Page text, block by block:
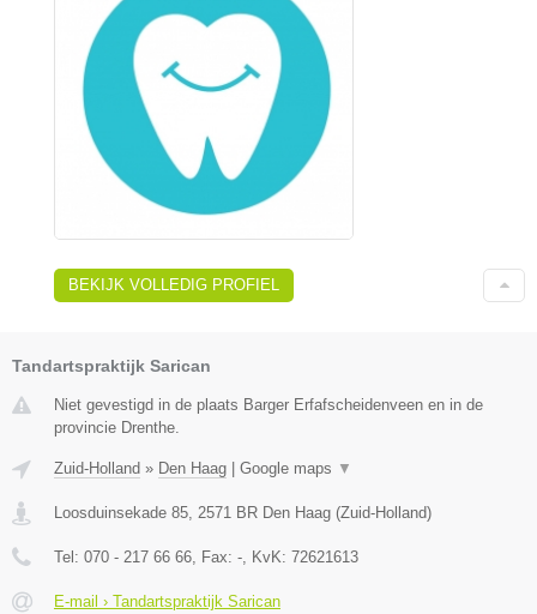
BEKIJK VOLLEDIG PROFIEL
Tandartspraktijk Sarican
Niet gevestigd in de plaats Barger Erfafscheidenveen en in de
provincie Drenthe.
Zuid-Holland » Den Haag Google maps ▼
Loosduinsekade 85, 2571 BR Den Haag (Zuid-Holland)
Tel: 070 - 217 66 66, Fax: -, KvK: 72621613
E-mail › Tandartspraktijk Sarican